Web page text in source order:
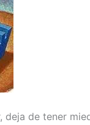
deja de tener